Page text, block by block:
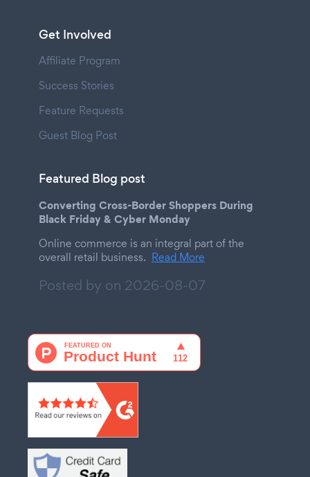
Get Involved
Affiliate Program
Success Stories
Feature Requests
Guest Blog Post
Featured Blog post
Converting Cross-Border Shoppers During
Black Friday & Cyber Monday
Online commerce is an integral part of the
overall retail business. Read More
Posted by on 2026-08-07